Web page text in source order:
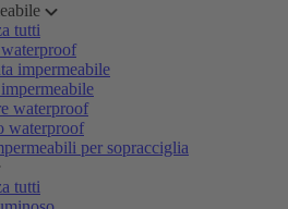
tutti
impermeabile
waterproof
waterproof
per sopracciglia
tutti